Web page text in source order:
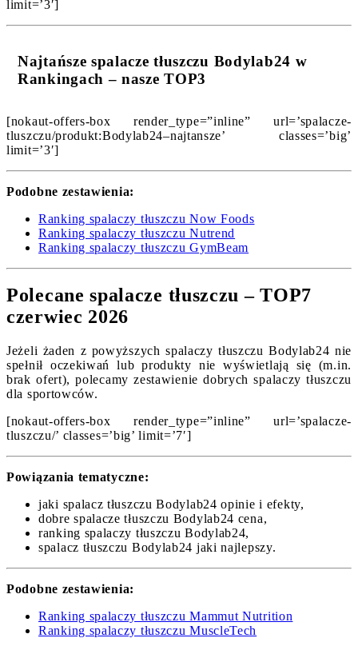
limit=’3′]
Najtańsze spalacze tłuszczu Bodylab24 w
Rankingach – nasze TOP3
[nokaut-offers-box render_type=”inline” url=’spalacze-
tluszczu/produkt:Bodylab24–najtansze’ classes=’big’
limit=’3′]
Podobne zestawienia:
Ranking spalaczy tłuszczu Now Foods
Ranking spalaczy tłuszczu Nutrend
Ranking spalaczy tłuszczu GymBeam
Polecane spalacze tłuszczu – TOP7
czerwiec 2026
Jeżeli żaden z powyższych spalaczy tłuszczu Bodylab24 nie
spełnił oczekiwań lub produkty nie wyświetlają się (m.in.
brak ofert), polecamy zestawienie dobrych spalaczy tłuszczu
dla sportowców.
[nokaut-offers-box render_type=”inline” url=’spalacze-
tluszczu/’ classes=’big’ limit=’7′]
Powiązania tematyczne:
jaki spalacz tłuszczu Bodylab24 opinie i efekty,
dobre spalacze tłuszczu Bodylab24 cena,
ranking spalaczy tłuszczu Bodylab24,
spalacz tłuszczu Bodylab24 jaki najlepszy.
Podobne zestawienia:
Ranking spalaczy tłuszczu Mammut Nutrition
Ranking spalaczy tłuszczu MuscleTech